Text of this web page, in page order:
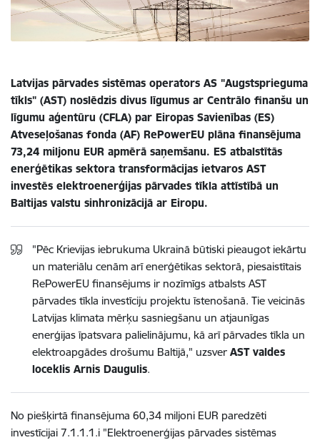
Latvijas pārvades sistēmas operators AS "Augstsprieguma
tīkls" (AST) noslēdzis divus līgumus ar Centrālo finanšu un
līgumu aģentūru (CFLA) par Eiropas Savienības (ES)
Atveseļošanas fonda (AF) RePowerEU plāna finansējuma
73,24 miljonu EUR apmērā saņemšanu. ES atbalstītās
enerģētikas sektora transformācijas ietvaros AST
investēs elektroenerģijas pārvades tīkla attīstībā un
Baltijas valstu sinhronizācijā ar Eiropu.
"Pēc Krievijas iebrukuma Ukrainā būtiski pieaugot iekārtu
un materiālu cenām arī enerģētikas sektorā, piesaistītais
RePowerEU finansējums ir nozīmīgs atbalsts AST
pārvades tīkla investīciju projektu īstenošanā. Tie veicinās
Latvijas klimata mērķu sasniegšanu un atjaunīgas
enerģijas īpatsvara palielinājumu, kā arī pārvades tīkla un
elektroapgādes drošumu Baltijā," uzsver AST valdes
loceklis Arnis Daugulis.
No piešķirtā finansējuma 60,34 miljoni EUR paredzēti
investīcijai 7.1.1.1.i "Elektroenerģijas pārvades sistēmas